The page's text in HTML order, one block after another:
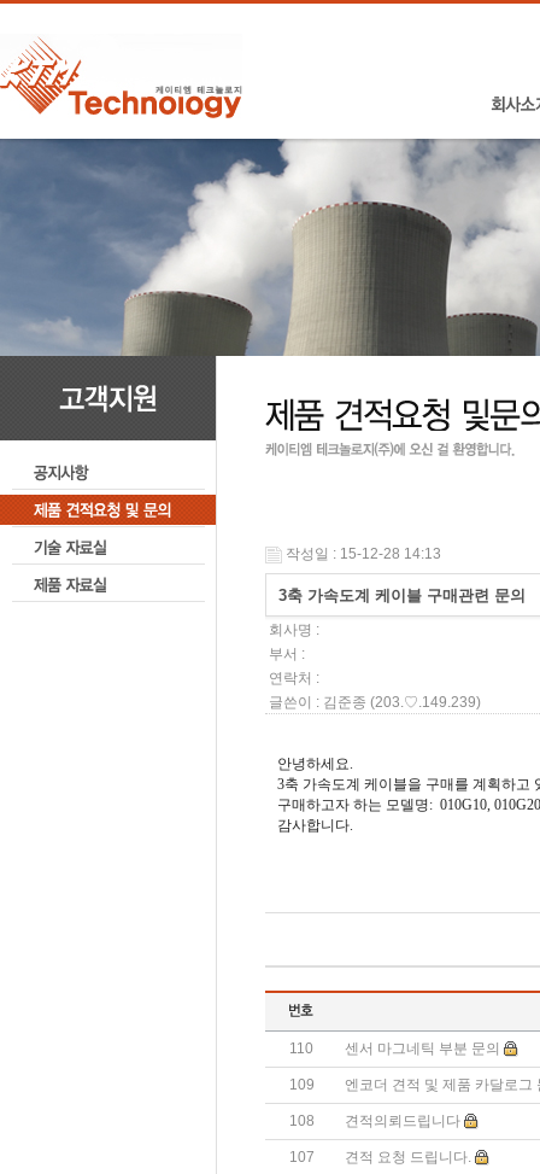
작성일 : 15-12-28 14:13
3축 가속도계 케이블 구매관련 문의
회사명 :
부서 :
연락처 :
글쓴이 : 김준종 (203.♡.149.239)
안녕하세요.
3축 가속도계 케이블을 구매를 계획하고
구매하고자 하는 모델명: 010G10,
감사합니다.
110 센서 마그네틱 부분 문의
109 엔코더 견적 및 제품 카달로그
108 견적의뢰드립니다
107 견적 요청 드립니다.